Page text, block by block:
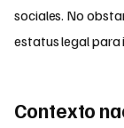
sociales. No
estatus legal para
Contexto